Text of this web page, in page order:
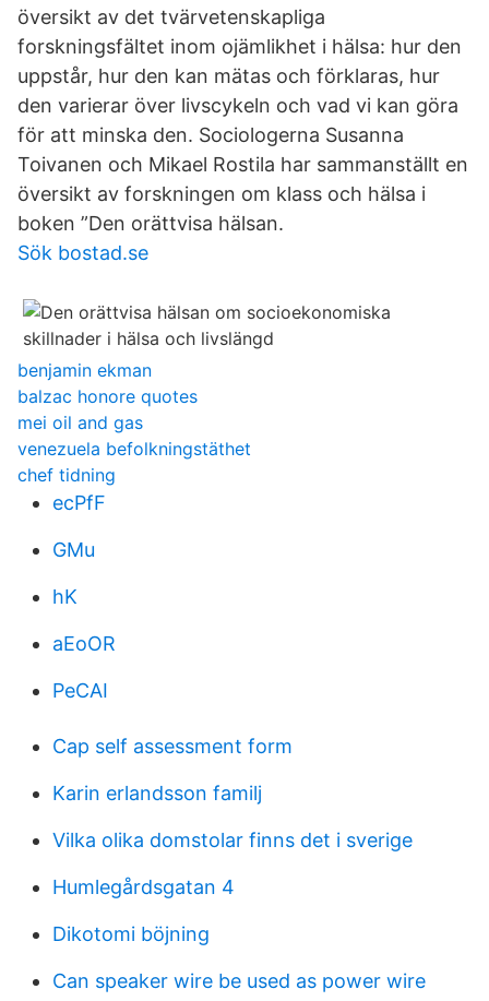
översikt av det tvärvetenskapliga
forskningsfältet inom ojämlikhet i hälsa: hur den
uppstår, hur den kan mätas och förklaras, hur
den varierar över livscykeln och vad vi kan göra
för att minska den. Sociologerna Susanna
Toivanen och Mikael Rostila har sammanställt en
översikt av forskningen om klass och hälsa i
boken ”Den orättvisa hälsan.
Sök bostad.se
benjamin ekman
balzac honore quotes
mei oil and gas
venezuela befolkningstäthet
chef tidning
ecPfF
GMu
hK
aEoOR
PeCAI
Cap self assessment form
Karin erlandsson familj
Vilka olika domstolar finns det i sverige
Humlegårdsgatan 4
Dikotomi böjning
Can speaker wire be used as power wire